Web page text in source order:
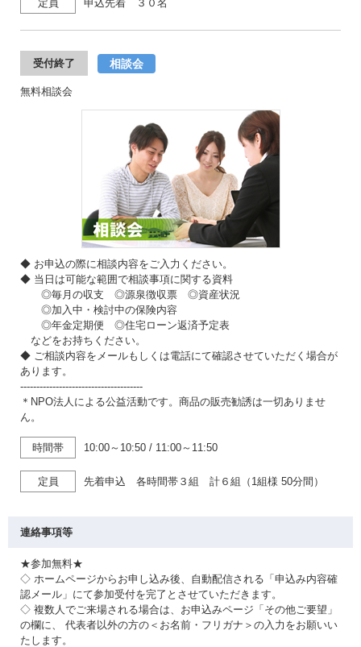
定員 申込先着 ３０名
受付終了 相談会
無料相談会
◆ お申込の際に相談内容をご入力ください。
◆ 当日は可能な範囲で相談事項に関する資料
◎毎月の収支 ◎源泉徴収票 ◎資産状況
◎加入中・検討中の保険内容
◎年金定期便 ◎住宅ローン返済予定表
などをお持ちください。
◆ ご相談内容をメールもしくは電話にて確認させていただく場合が
あります。
--------------------------------------
＊NPO法人による公益活動です。商品の販売勧誘は一切ありませ
ん。
時間帯 10:00～10:50 / 11:00～11:50
定員 先着申込 各時間帯３組 計６組（1組様 50分間）
連絡事項等
★参加無料★
◇ ホームページからお申し込み後、自動配信される「申込み内容確
認メール」にて参加受付を完了とさせていただきます。
◇ 複数人でご来場される場合は、お申込みページ「その他ご要望」
の欄に、 代表者以外の方の＜お名前・フリガナ＞の入力をお願いい
たします。